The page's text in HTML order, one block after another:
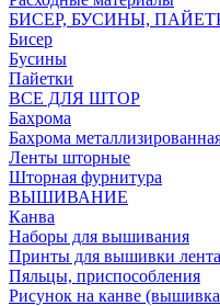
БИСЕР, БУСИНЫ,
Бисер
Бусины
Пайетки
ВСЕ ДЛЯ ШТОР
Бахрома
Бахрома
Ленты шторные
Шторная фурнитура
ВЫШИВАНИЕ
Канва
Наборы для вышивания
Принты для вышивки
Пяльцы, приспособления
Рисунок на канве